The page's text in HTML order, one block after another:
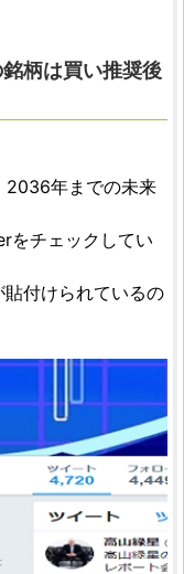
柄は買い推奨後
2036年までの未来
をチェックしてい
貼付けられているの